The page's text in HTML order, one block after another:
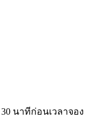
นาทีก่อนเวลาจอง